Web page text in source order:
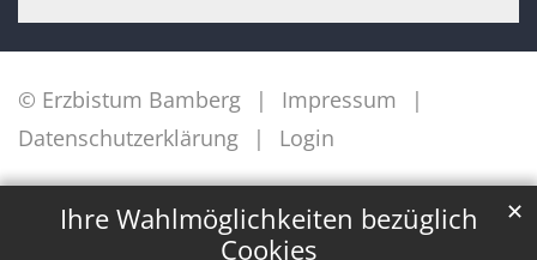
Ihre Wahlmöglichkeiten bezüglich
Cookies
✕
© Erzbistum Bamberg
Impressum
Datenschutzerklärung
Login